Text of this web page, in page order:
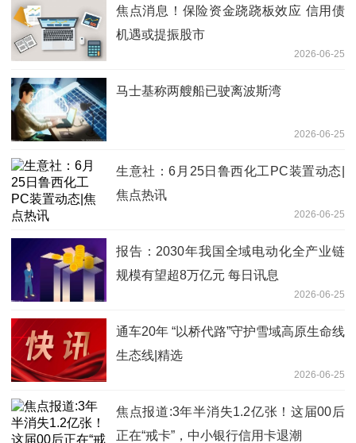
焦点消息！保险资金跷跷板效应 信用债
机遇或提振股市
2026-06-25
马士基称两艘船已驶离波斯湾
2026-06-25
生意社：6月25日鲁西化工PC装置动态|
焦点热讯
2026-06-25
报告：2030年我国全域电动化全产业链
规模有望超8万亿元 每日讯息
2026-06-25
通车20年 “以桥代路”守护雪域高原生命线
生态线|精选
2026-06-25
焦点报道:3年半消失1.2亿张！这届00后
正在“戒卡”，中小银行信用卡退潮